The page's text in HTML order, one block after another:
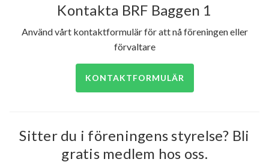
Kontakta BRF Baggen 1
Använd vårt kontaktformulär för att nå föreningen eller
förvaltare
KONTAKTFORMULÄR
Sitter du i föreningens styrelse? Bli
gratis medlem hos oss.